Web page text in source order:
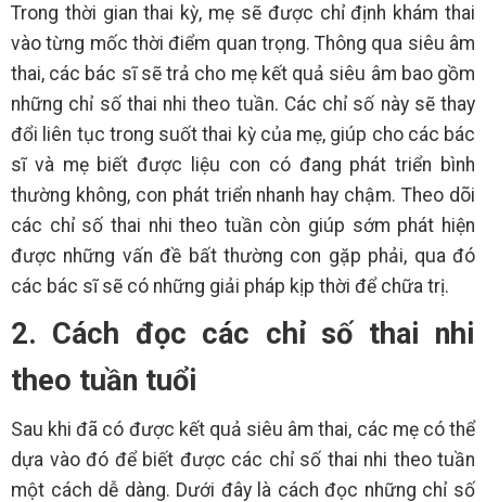
Trong thời gian thai kỳ, mẹ sẽ được chỉ định khám thai
vào từng mốc thời điểm quan trọng. Thông qua siêu âm
thai, các bác sĩ sẽ trả cho mẹ kết quả siêu âm bao gồm
những chỉ số thai nhi theo tuần. Các chỉ số này sẽ thay
đổi liên tục trong suốt thai kỳ của mẹ, giúp cho các bác
sĩ và mẹ biết được liệu con có đang phát triển bình
thường không, con phát triển nhanh hay chậm. Theo dõi
các chỉ số thai nhi theo tuần còn giúp sớm phát hiện
được những vấn đề bất thường con gặp phải, qua đó
các bác sĩ sẽ có những giải pháp kịp thời để chữa trị.
2. Cách đọc các chỉ số thai nhi
theo tuần tuổi
Sau khi đã có được kết quả siêu âm thai, các mẹ có thể
dựa vào đó để biết được các chỉ số thai nhi theo tuần
một cách dễ dàng. Dưới đây là cách đọc những chỉ số